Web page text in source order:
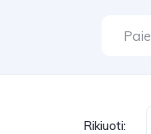
Rikiuoti: